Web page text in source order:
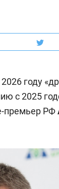
году
с 2025
премьер РФ